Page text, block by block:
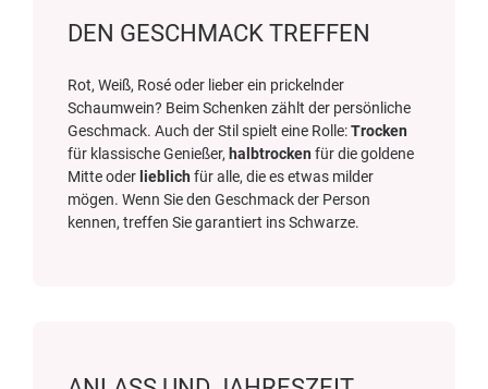
DEN GESCHMACK TREFFEN
Rot, Weiß, Rosé oder lieber ein prickelnder
Schaumwein? Beim Schenken zählt der persönliche
Geschmack. Auch der Stil spielt eine Rolle:Trocken
für klassische Genießer, halbtrocken für die goldene
Mitte oder lieblich für alle, die es etwas milder
mögen. Wenn Sie den Geschmack der Person
kennen, treffen Sie garantiert ins Schwarze.